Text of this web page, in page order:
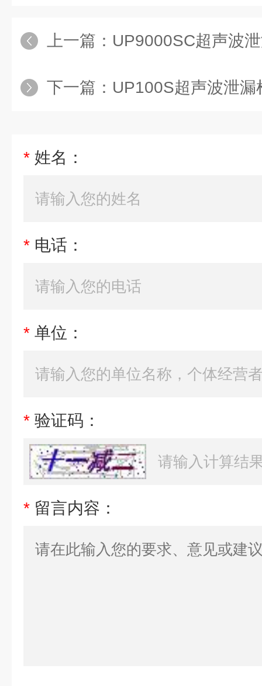
上一篇： UP9000SC超声波泄漏检
下一篇： UP100S超声波泄漏检
* 姓名：
* 电话：
* 单位：
* 验证码：
* 留言内容：